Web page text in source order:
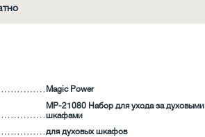
Magic Power
MP-21080 Набор для ухода за духовыми
шкафами
для духовых шкафов